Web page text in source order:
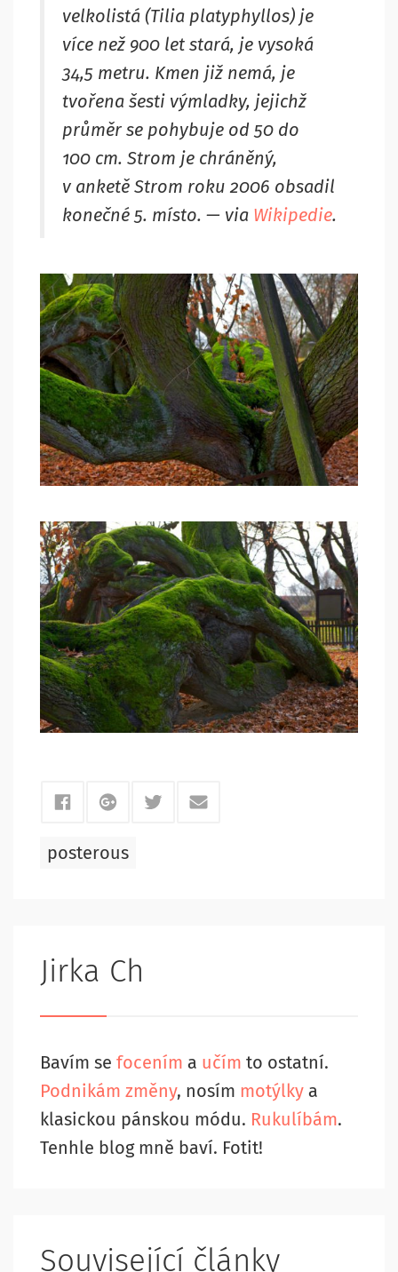
velkolistá (Tilia platyphyllos) je
více než 900 let stará, je vysoká
34,5 metru. Kmen již nemá, je
tvořena šesti výmladky, jejichž
průměr se pohybuje od 50 do
100 cm. Strom je chráněný,
v anketě Strom roku 2006 obsadil
konečné 5. místo. — via Wikipedie.
posterous
Jirka Ch
Bavím se focením a učím to ostatní.
Podnikám změny, nosím motýlky a
klasickou pánskou módu. Rukulíbám.
Tenhle blog mně baví. Fotit!
Související články